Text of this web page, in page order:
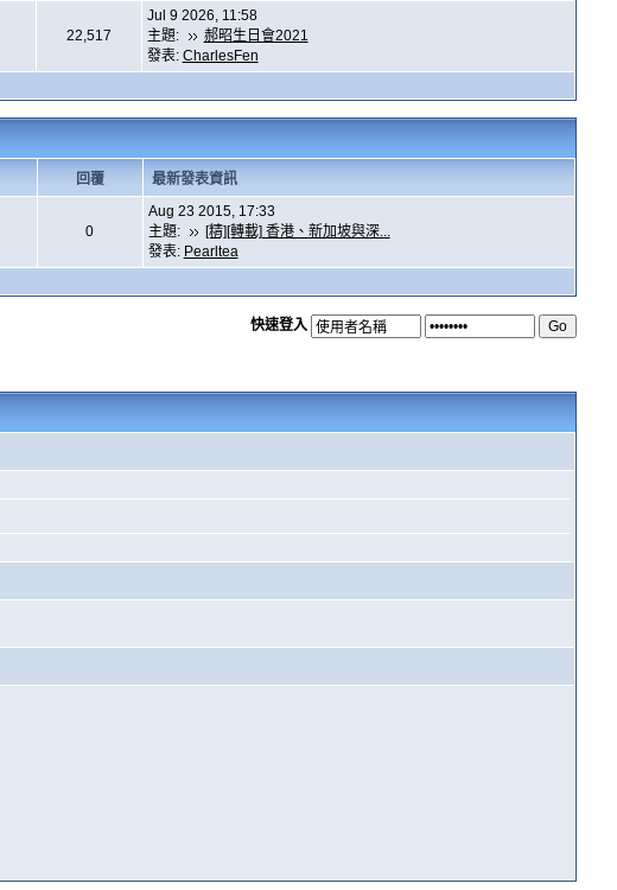
22,517
Jul 9 2026, 11:58
主題:
郝昭生日會2021
發表: CharlesFen
回覆 最新發表資訊
0
Aug 23 2015, 17:33
主題:
[精][轉載] 香港、新加坡與深...
發表: Pearltea
快速登入